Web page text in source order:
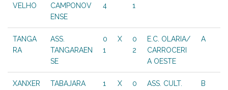
VELHO
CAMPONOV
ENSE
4
1
TANGA
RA
ASS.
TANGARAEN
SE
0
1
X
0
2
E.C. OLARIA/
CARROCERI
A OESTE
A
XANXER
TABAJARA
1
X
0
ASS. CULT.
B